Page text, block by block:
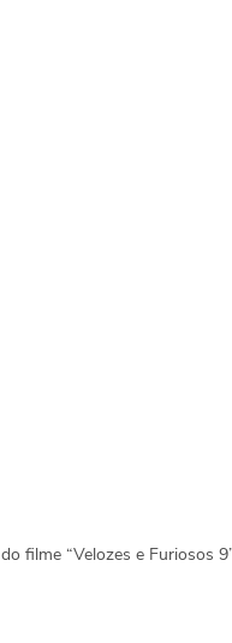
filme “Velozes e Furiosos